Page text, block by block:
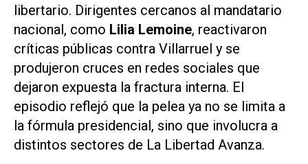
libertario. Dirigentes cercanos al mandatario
nacional, como Lilia Lemoine, reactivaron
críticas públicas contra Villarruel y se
produjeron cruces en redes sociales que
dejaron expuesta la fractura interna. El
episodio reflejó que la pelea ya no se limita a
la fórmula presidencial, sino que involucra a
distintos sectores de La Libertad Avanza.